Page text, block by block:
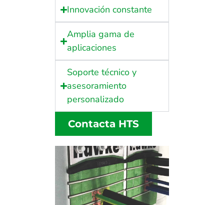
Innovación constante
Amplia gama de
aplicaciones
Soporte técnico y
asesoramiento
personalizado
Contacta HTS